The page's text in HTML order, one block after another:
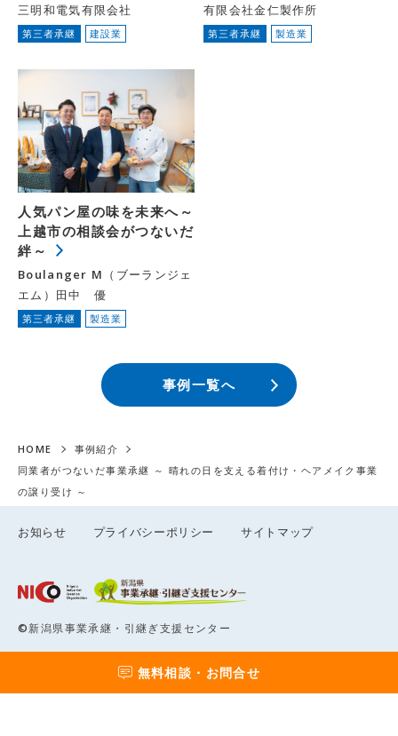
無料相談・お問合せ
三明和電気有限会社
第三者承継 建設業
有限会社金仁製作所
第三者承継 製造業
人気パン屋の味を未来へ～
上越市の相談会がつないだ
絆～
Boulanger M（ブーランジェ
エム）田中 優
第三者承継 製造業
事例一覧へ
HOME
事例紹介
同業者がつないだ事業承継 ～ 晴れの日を支える着付け・ヘアメイク事業
の譲り受け ～
お知らせ プライバシーポリシー サイトマップ
©新潟県事業承継・引継ぎ支援センター